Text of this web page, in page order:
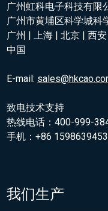
广州虹科电子科技有限
广州市黄埔区科学城科
广州 | 上海 | 北京 | 西
中国
E-mail:
致电技术支持
热线电话：400-999-
手机：+86
我们生产